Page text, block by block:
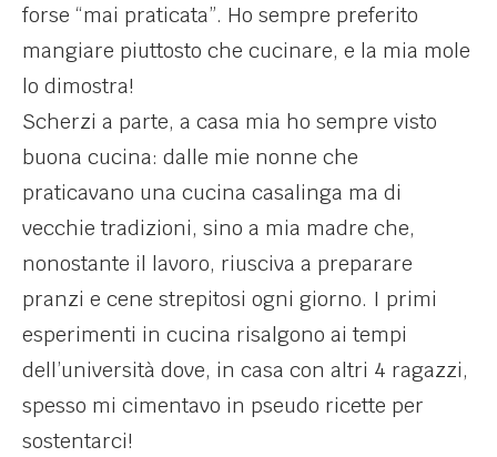
forse “mai praticata”. Ho sempre preferito
mangiare piuttosto che cucinare, e la mia mole
lo dimostra!
Scherzi a parte, a casa mia ho sempre visto
buona cucina: dalle mie nonne che
praticavano una cucina casalinga ma di
vecchie tradizioni, sino a mia madre che,
nonostante il lavoro, riusciva a preparare
pranzi e cene strepitosi ogni giorno. I primi
esperimenti in cucina risalgono ai tempi
dell’università dove, in casa con altri 4 ragazzi,
spesso mi cimentavo in pseudo ricette per
sostentarci!